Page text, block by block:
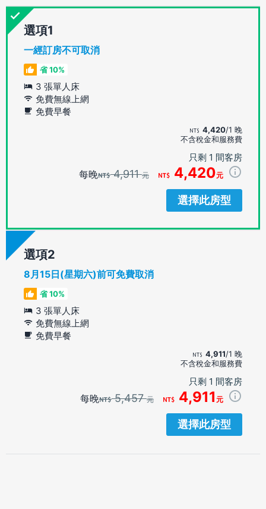
選項
一經訂房不可取消
省 10%
3 張單人床
免費無線上網
免費早餐
4,420/1 晚
不含稅金和服務費
只剩 1 間客房
每晚 4,911元 4,420元
選擇此房型
選項
8月15日(星期六)前可免費取消
省 10%
3 張單人床
免費無線上網
免費早餐
4,911/1 晚
不含稅金和服務費
只剩 1 間客房
每晚 5,457元 4,911 元
選擇此房型